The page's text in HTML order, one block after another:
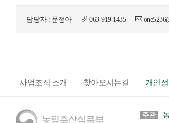
담당자 : 문정아 063-919-1435
사업조직 소개 찾아오시는길 개인
주관